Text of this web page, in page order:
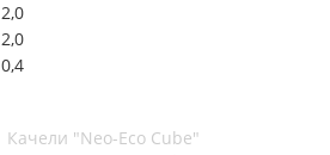
2,0
2,0
0,4